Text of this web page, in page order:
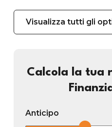
Visualizza tutti gli
Calcola la tua
Anticipo